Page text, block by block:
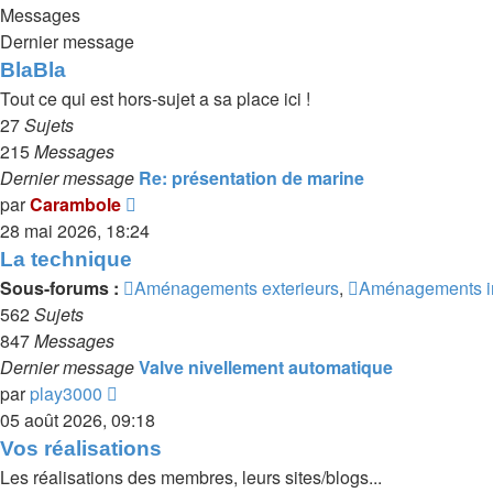
Messages
Dernier message
BlaBla
Tout ce qui est hors-sujet a sa place ici !
27Sujets
215Messages
Dernier message Re: présentation de marine
parCarambole
le
message
28 mai 2026, 18:24
La technique
Sous-forums : Aménagements exterieurs, Aménagements
562Sujets
847Messages
Dernier messageValve nivellement automatique
parplay3000
le
dernier
message
05 août 2026, 09:18
Vos réalisations
Les réalisations des membres, leurs sites/blogs...